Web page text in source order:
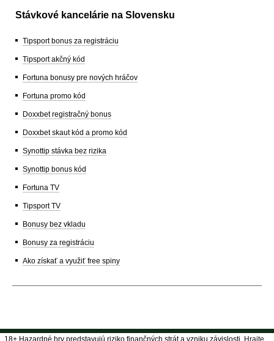
Stávkové kancelárie na Slovensku
Tipsport bonus za registráciu
Tipsport akčný kód
Fortuna bonusy pre nových hráčov
Fortuna promo kód
Doxxbet registračný bonus
Doxxbet skaut kód a promo kód
Synottip stávka bez rizika
Synottip bonus kód
Fortuna TV
Tipsport TV
Bonusy bez vkladu
Bonusy za registráciu
Ako získať a využiť free spiny
18+ Hazardné hry predstavujú riziko finančných strát a vzniku závislosti. Hrajte